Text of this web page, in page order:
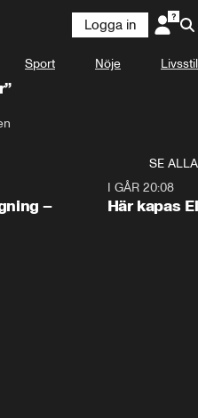
Logga in
Sport Nöje Livsstil
SE ALLA
–
I GÅR 20:08
Här kapas